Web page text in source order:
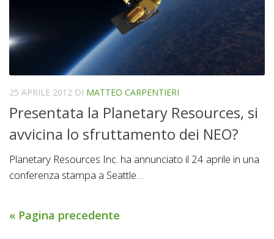
25 APRILE 2012 DI MATTEO CARPENTIERI
Presentata la Planetary Resources, si
avvicina lo sfruttamento dei NEO?
Planetary Resources Inc. ha annunciato il 24 aprile in una
conferenza stampa a Seattle…
« Pagina precedente